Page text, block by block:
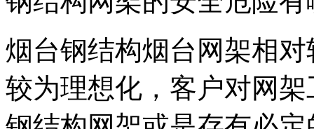
烟台钢结构烟台网架相
较为理想化，客户对网